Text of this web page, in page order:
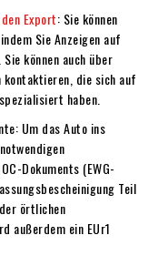
Export: Sie können
Sie Anzeigen auf
können auch über
kontaktieren, die sich auf
haben.
Um das Auto ins
Dokuments (EWG-
Teil
örtlichen
außerdem ein EUr1